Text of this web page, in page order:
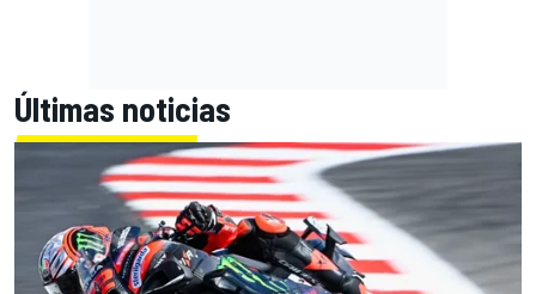
Últimas noticias